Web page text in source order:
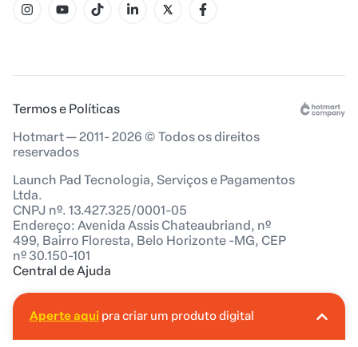
Termos e Políticas
Hotmart — 2011- 2026 © Todos os direitos
reservados
Launch Pad Tecnologia, Serviços e Pagamentos
Ltda.
CNPJ nº. 13.427.325/0001-05
Endereço: Avenida Assis Chateaubriand, nº
499, Bairro Floresta, Belo Horizonte -MG, CEP
nº 30.150-101
Central de Ajuda
A Hotmart é o lugar certo pra você criar seu
Aperte aqui pra criar um produto digital